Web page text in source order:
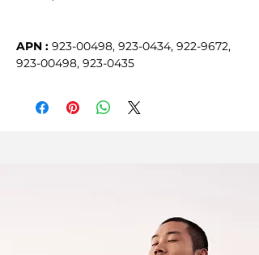
APN : 923-00498, 923-0434, 922-9672,
923-00498, 923-0435